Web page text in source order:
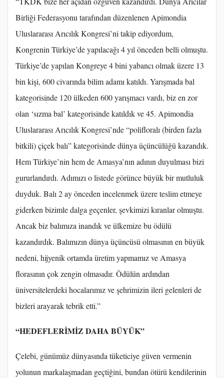
Birliği Federasyonu tarafından düzenlenen Apimondia
Uluslararası Arıcılık Kongresi’ni takip ediyordum,
Kongrenin Türkiye’de yapılacağı 4 yıl önceden belli olmuştu.
Türkiye’de yapılan Kongreye 4 bini yabancı olmak üzere 13
bin kişi, 600 civarında bilim adamı katıldı. Yarışmada bal
kategorisinde 120 ülkeden 600 yarışmacı vardı, biz en zor
olan ‘sızma bal’ kategorisinde katıldık ve 45. Apimondia
Uluslararası Arıcılık Kongresi’nde “polifloralı (birden fazla
bitkili) çiçek balı” kategorisinde dünya üçüncülüğü kazandık.
Hem Türkiye’nin hem de Amasya’nın adının duyulması bizi
gururlandırdı. Adımızı o listede görünce büyük bir mutluluk
duyduk. Balı 2 ay önceden incelenmek üzere teslim etmeye
giderken bizimle dalga geçenler, şevkimizi kıranlar olmuştu.
Ancak biz balımıza inandık ve ülkemize bu ödülü
kazandırdık. Balımızın dünya üçüncüsü olmasının en büyük
nedeni, hijyenik ortamda üretim yapmamız ve Amasya
florasının çok zengin olmasıdır. Ödülün ardından
üniversitelerdeki hocalarımız ve şehrimizin ileri gelenleri de
bizleri arayarak tebrik etti.”
“HEDEFLERİMİZ DAHA BÜYÜK”
Çelebi, günümüz dünyasında tüketiciye güven vermenin
yolunun markalaşmadan geçtiğini, bundan ötürü kendilerinin